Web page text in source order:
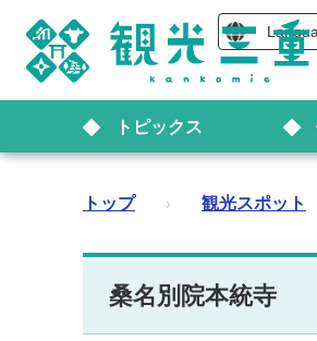
トピックス
トップ › 観光スポット
桑名別院本統寺